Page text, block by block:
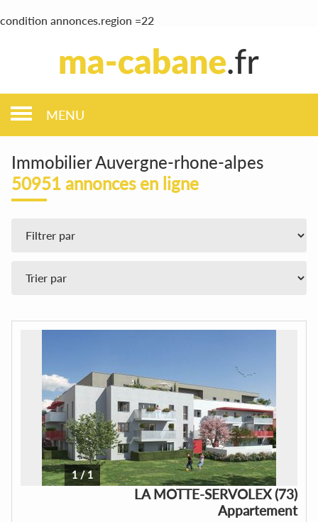
condition annonces.region =22
MENU
Immobilier Auvergne-rhone-alpes
50951 annonces en ligne
1/ 1
LA MOTTE-SERVOLEX (73)
Appartement